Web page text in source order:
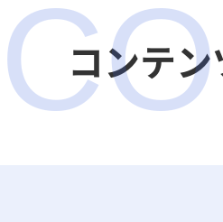
コンテン